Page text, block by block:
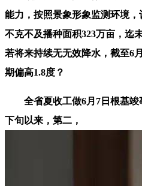
能力，按照景象形象监测环境
不克不及播种面积323万亩，迄
若将来持续无无效降水，截至6
期偏高1.8度？
全省夏收工做6月7日根基竣
下旬以来，第二，